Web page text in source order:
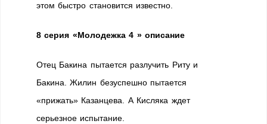
этом быстро становится известно.
8 серия «Молодежка 4 » описание
Отец Бакина пытается разлучить Риту и
Бакина. Жилин безуспешно пытается
«прижать» Казанцева. А Кисляка ждет
серьезное испытание.